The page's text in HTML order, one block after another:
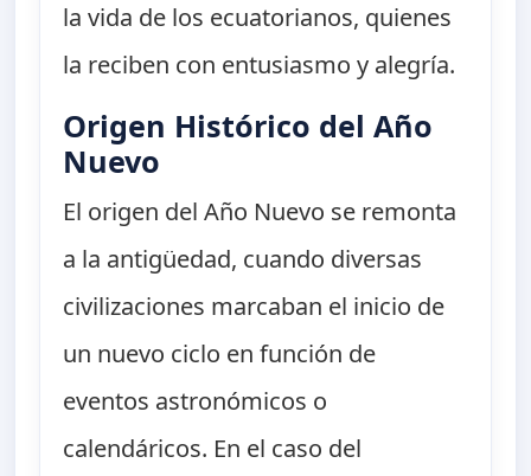
la vida de los ecuatorianos, quienes
la reciben con entusiasmo y alegría.
Origen Histórico del Año
Nuevo
El origen del Año Nuevo se remonta
a la antigüedad, cuando diversas
civilizaciones marcaban el inicio de
un nuevo ciclo en función de
eventos astronómicos o
calendáricos. En el caso del